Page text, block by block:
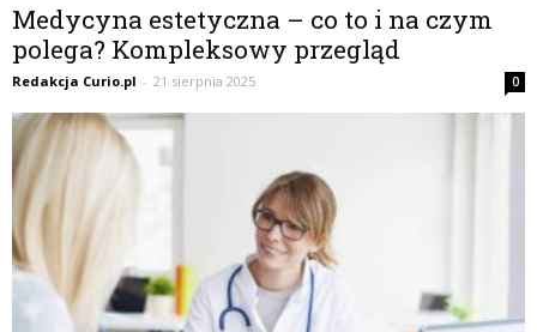
Medycyna estetyczna – co to i na czym
polega? Kompleksowy przegląd
Redakcja Curio.pl - 21 sierpnia 2025 0